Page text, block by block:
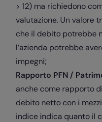
> 12) ma richiedono
valutazione. Un valore
che il debito potrebbe
l’azienda potrebbe
impegni;
Rapporto PFN /
anche come rapporto
debito netto con i
indice indica quanto il